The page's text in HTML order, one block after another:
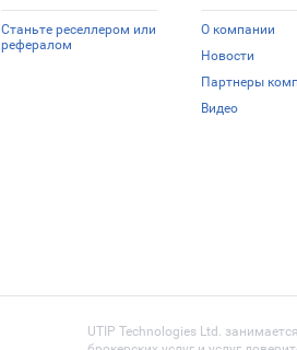
Станьте реселлером или
рефералом
О компании
Новости
Партнеры
Видео
UTIP Technologies Ltd.